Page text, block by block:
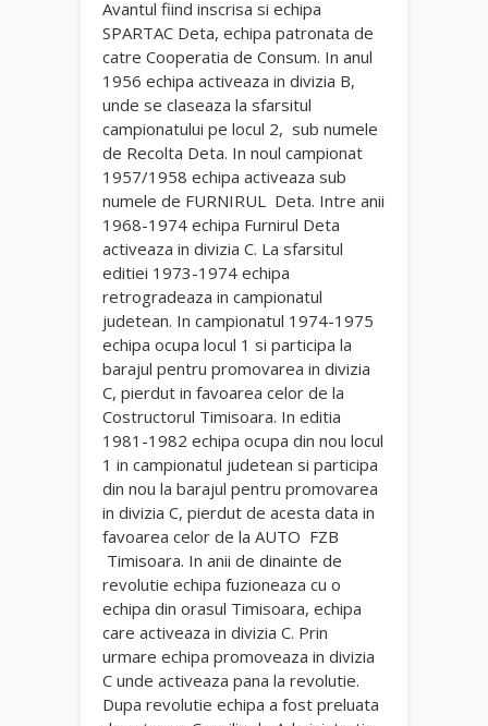
Avantul fiind inscrisa si echipa
SPARTAC Deta, echipa patronata de
catre Cooperatia de Consum. In anul
1956 echipa activeaza in divizia B,
unde se claseaza la sfarsitul
campionatului pe locul 2, sub numele
de Recolta Deta. In noul campionat
1957/1958 echipa activeaza sub
numele de FURNIRUL Deta. Intre anii
1968-1974 echipa Furnirul Deta
activeaza in divizia C. La sfarsitul
editiei 1973-1974 echipa
retrogradeaza in campionatul
judetean. In campionatul 1974-1975
echipa ocupa locul 1 si participa la
barajul pentru promovarea in divizia
C, pierdut in favoarea celor de la
Costructorul Timisoara. In editia
1981-1982 echipa ocupa din nou locul
1 in campionatul judetean si participa
din nou la barajul pentru promovarea
in divizia C, pierdut de acesta data in
favoarea celor de la AUTO FZB
Timisoara. In anii de dinainte de
revolutie echipa fuzioneaza cu o
echipa din orasul Timisoara, echipa
care activeaza in divizia C. Prin
urmare echipa promoveaza in divizia
C unde activeaza pana la revolutie.
Dupa revolutie echipa a fost preluata